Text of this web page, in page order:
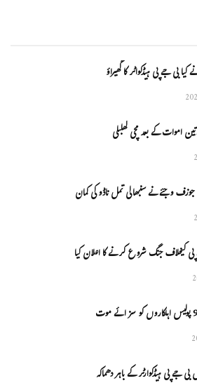
بی جے پی ہیڈکواٹر کا گھیراؤ
اموات کے بعد مچی کھلبلی
جوزف وجئے نے سنبھالی تمل ناڈو کی کمان
کیخلاف جنگ شروع کرنے کا اعلان کیا
جے پی ہیڈکوارٹر کے باہر دھماکہ